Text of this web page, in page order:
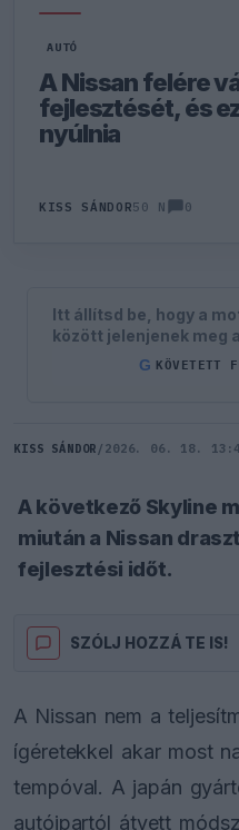
AUTÓ
A Nissan felére
fejlesztését, és
nyúlnia
KISS SÁNDOR50 N 0
Itt állítsd be, hogy a
között jelenjenek meg
G KÖVETETT
KISS SÁNDOR / 2026. 06. 18.
A következő Skyline
miután a Nissan
fejlesztési időt.
SZÓLJ HOZZÁ TE IS!
A Nissan nem a
ígéretekkel akar most
tempóval. A japán
autóipartól átvett